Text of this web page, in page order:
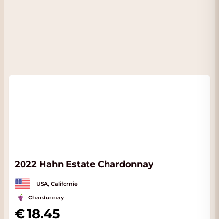
2022 Hahn Estate Chardonnay
USA, Californie
Chardonnay
18.45